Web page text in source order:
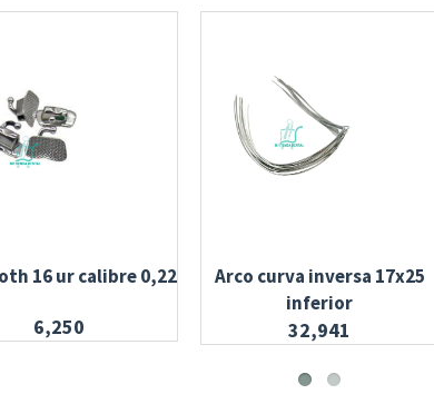
16 ur calibre 0,22
6,250
Arco curva inversa 17x25
inferior
32,941